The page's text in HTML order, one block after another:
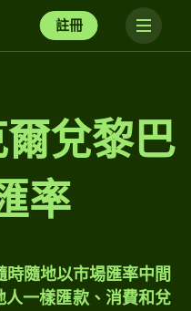
註冊
兌黎巴
率
隨地以市場匯率中間
一樣匯款、消費和兌